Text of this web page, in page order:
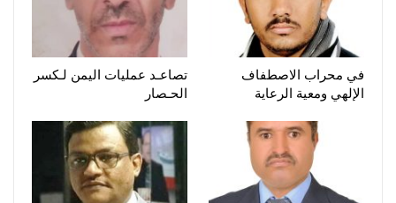
في محراب الاصطفاف
الإلهي ومعية الرعاية
تصاعـد عمليات اليمن لـكسر
الحـصار